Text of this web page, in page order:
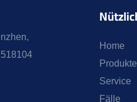
Home
Produkte
Service
Fälle